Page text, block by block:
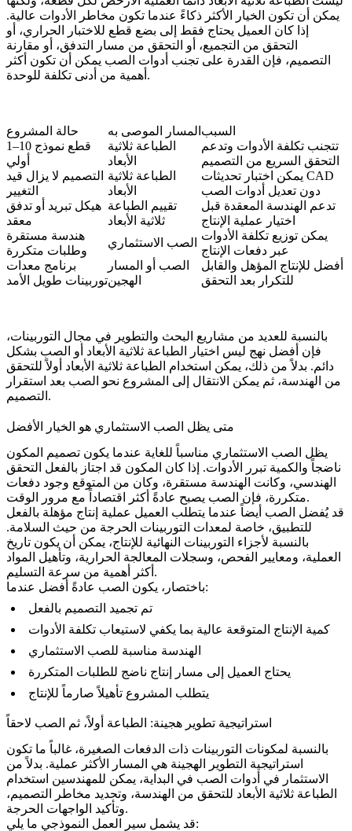
يمكن أن تكون الخيار الأكثر ذكاءً عندما تكون مخاطر الأدوات عالية.
إذا كان العميل يحتاج فقط إلى بضع قطع للاختبار الحراري، أو
التحقق من التجميع، أو التحقق من مسار التدفق، أو مقارنة
التصميم، فإن القدرة على تجنب أدوات الصب يمكن أن تكون أكثر
أهمية من أدنى تكلفة للوحدة.
حالة المشروع المسار الموصى به السبب
1–10 قطع نموذج
أولي
الطباعة ثلاثية
الأبعاد
تتجنب تكلفة الأدوات وتدعم
التحقق السريع من التصميم
التصميم لا يزال قيد
التغيير
الطباعة ثلاثية
الأبعاد
يمكن اختبار تحديثات CAD
دون تعديل أدوات الصب
هيكل تبريد أو تدفق
معقد
تقييم الطباعة
ثلاثية الأبعاد
تدعم الهندسة المعقدة قبل
اختيار عملية الإنتاج
هندسة مستقرة
وطلبات متكررة
الصب الاستثماري
يمكن توزيع تكلفة الأدوات
عبر دفعات الإنتاج
برنامج معدات
توربينات طويل الأمد
الصب أو المسار
الهجين
أفضل للإنتاج المؤهل والقابل
للتكرار بعد التحقق
بالنسبة للعديد من مشاريع البحث والتطوير في مجال التوربينات،
فإن أفضل نهج ليس اختيار الطباعة ثلاثية الأبعاد أو الصب بشكل
دائم. بدلاً من ذلك، يمكن استخدام الطباعة ثلاثية الأبعاد أولاً للتحقق
من الهندسة، ثم يمكن الانتقال إلى المشروع نحو الصب بعد استقرار
التصميم.
متى يظل الصب الاستثماري هو الخيار الأفضل
يظل الصب الاستثماري مناسباً للغاية عندما يكون تصميم المكون
ناضجاً والكمية تبرر الأدوات. إذا كان المكون قد اجتاز بالفعل التحقق
الهندسي، وكانت الهندسة مستقرة، وكان من المتوقع وجود دفعات
متكررة، فإن الصب يصبح عادةً أكثر اقتصاداً مع مرور الوقت.
قد يُفضل الصب أيضاً عندما يتطلب العميل عملية إنتاج مؤهلة بالفعل
للتطبيق، خاصة لمعدات التوربينات الحرجة من حيث السلامة.
بالنسبة لأجزاء التوربينات النهائية للإنتاج، يمكن أن يكون تاريخ
العملية، ومعايير الفحص، وسجلات المعالجة الحرارية، وتأهيل المواد
أكثر أهمية من سرعة التسليم.
باختصار، يكون الصب عادةً أفضل عندما:
تم تجميد التصميم بالفعل
كمية الإنتاج المتوقعة عالية بما يكفي لاستيعاب تكلفة الأدوات
الهندسة مناسبة للصب الاستثماري
يحتاج العميل إلى مسار إنتاج ناضج للطلبات المتكررة
يتطلب المشروع تأهيلاً صارماً للإنتاج
استراتيجية تطوير هجينة: الطباعة أولاً، ثم الصب لاحقاً
بالنسبة لمكونات التوربينات ذات الدفعات الصغيرة، غالباً ما تكون
استراتيجية التطوير الهجينة هي المسار الأكثر عملية. بدلاً من
الاستثمار في أدوات الصب في البداية، يمكن للمهندسين استخدام
الطباعة ثلاثية الأبعاد للتحقق من الهندسة، وتحديد مخاطر التصميم،
وتأكيد الواجهات الحرجة.
قد يشمل سير العمل النموذجي ما يلي: